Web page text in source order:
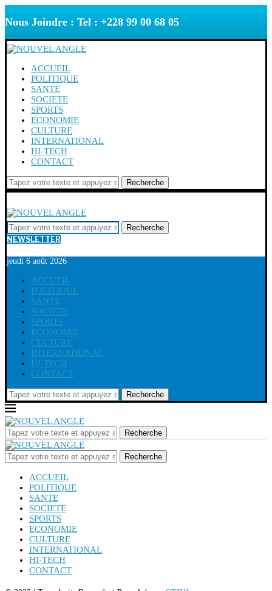
Nous Joindre : Tel : +228 99 00 68 05
ACCUEIL
POLITIQUE
SANTE
SOCIETE
SPORTS
ECONOMIE
CULTURE
INTERNATIONAL
HI-TECH
CONTACT
Recherche
Recherche
NEWSLETTER
jeudi 6 août 2026
ACCUEIL
POLITIQUE
SANTE
SOCIETE
SPORTS
ECONOMIE
CULTURE
INTERNATIONAL
HI-TECH
CONTACT
Recherche
Recherche
Recherche
ACCUEIL
POLITIQUE
SANTE
SOCIETE
SPORTS
ECONOMIE
CULTURE
INTERNATIONAL
HI-TECH
CONTACT